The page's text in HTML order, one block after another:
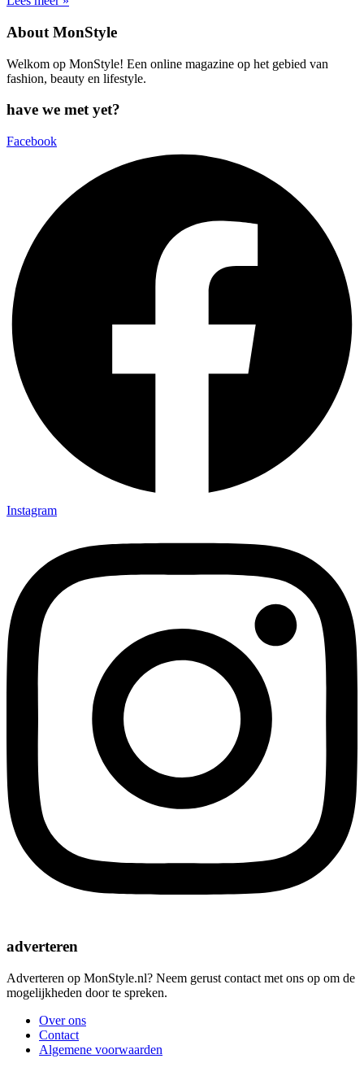
About MonStyle
Welkom op MonStyle! Een online magazine op het gebied van
fashion, beauty en lifestyle.
have we met yet?
Facebook
Instagram
adverteren
Adverteren op MonStyle.nl? Neem gerust contact met ons op om de
mogelijkheden door te spreken.
Over ons
Contact
Algemene voorwaarden